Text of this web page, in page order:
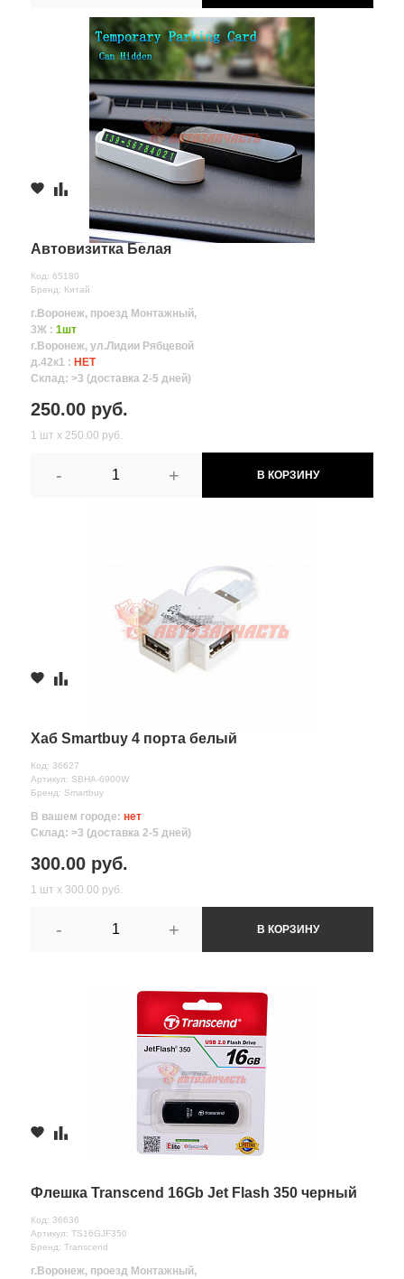
Автовизитка Белая
Код: 65180
Бренд: Китай
г.Воронеж, проезд Монтажный,
3Ж : 1шт
г.Воронеж, ул.Лидии Рябцевой
д.42к1 : НЕТ
Склад: >3 (доставка 2-5 дней)
250.00 руб.
1 шт х 250.00 руб.
- + В КОРЗИНУ
Хаб Smartbuy 4 порта белый
Код: 36627
Артикул: SBHA-6900W
Бренд: Smartbuy
В вашем городе: нет
Склад: >3 (доставка 2-5 дней)
300.00 руб.
1 шт х 300.00 руб.
- + В КОРЗИНУ
Флешка Transcend 16Gb Jet Flash 350 черный
Код: 36636
Артикул: TS16GJF350
Бренд: Transcend
г.Воронеж, проезд Монтажный,